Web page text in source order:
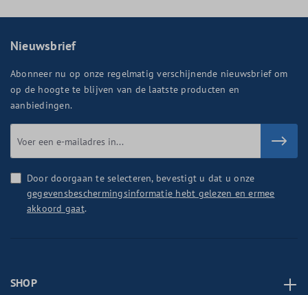
Nieuwsbrief
Abonneer nu op onze regelmatig verschijnende nieuwsbrief om
op de hoogte te blijven van de laatste producten en
aanbiedingen.
Door doorgaan te selecteren, bevestigt u dat u onze
gegevensbeschermingsinformatie hebt gelezen en ermee
akkoord gaat.
SHOP